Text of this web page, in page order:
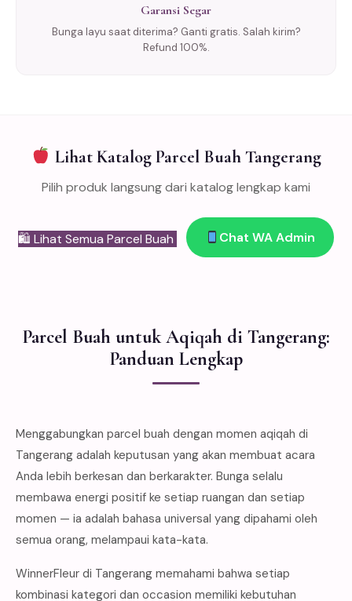
Garansi Segar
Bunga layu saat diterima? Ganti gratis. Salah kirim?
Refund 100%.
Lihat Katalog Parcel Buah Tangerang
Pilih produk langsung dari katalog lengkap kami
🛍 Lihat Semua Parcel Buah Chat WA Admin
Parcel Buah untuk Aqiqah di Tangerang:
Panduan Lengkap
Menggabungkan parcel buah dengan momen aqiqah di
Tangerang adalah keputusan yang akan membuat acara
Anda lebih berkesan dan berkarakter. Bunga selalu
membawa energi positif ke setiap ruangan dan setiap
momen — ia adalah bahasa universal yang dipahami oleh
semua orang, melampaui kata-kata.
WinnerFleur di Tangerang memahami bahwa setiap
kombinasi kategori dan occasion memiliki kebutuhan